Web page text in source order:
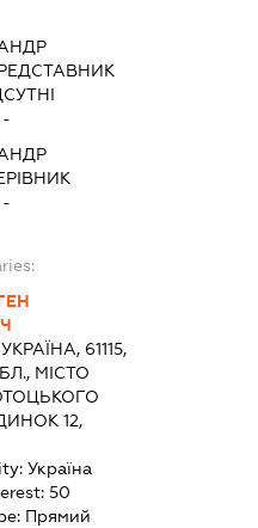
-
-
УКРАЇНА, 61115,
МІСТО
12,
Україна
50
Прямий